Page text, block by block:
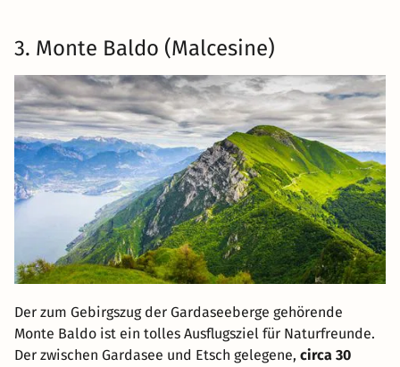
3. Monte Baldo (Malcesine)
Der zum Gebirgszug der Gardaseeberge gehörende
Monte Baldo ist ein tolles Ausflugsziel für Naturfreunde.
Der zwischen Gardasee und Etsch gelegene, circa 30